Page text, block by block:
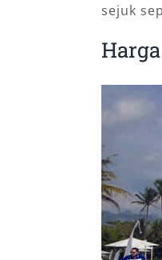
sejuk